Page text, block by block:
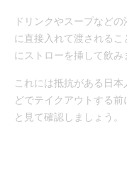
ドリンクやスープなど
に直接入れて渡される
にストローを挿して飲み
これには抵抗がある日
どでテイクアウトする
と見て確認しましょう。